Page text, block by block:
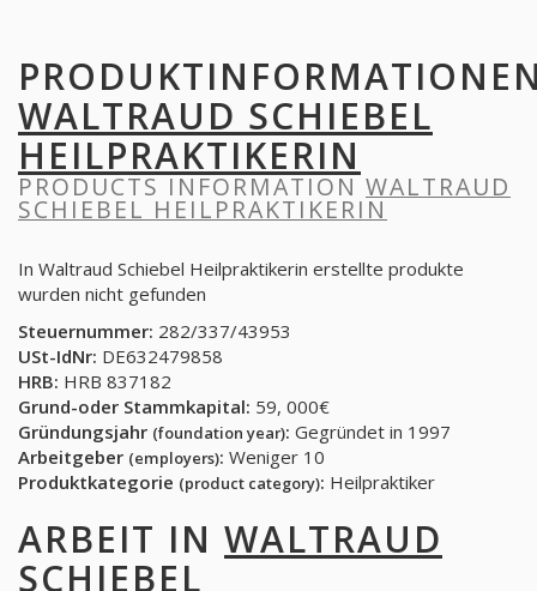
WALTRAUD SCHIEBEL
HEILPRAKTIKERIN
PRODUCTS INFORMATION WALTRAUD
SCHIEBEL HEILPRAKTIKERIN
In Waltraud Schiebel Heilpraktikerin erstellte produkte
wurden nicht gefunden
Steuernummer: 282/337/43953
USt-IdNr: DE632479858
HRB: HRB 837182
Grund-oder Stammkapital: 59, 000€
Gründungsjahr (foundation year): Gegründet in 1997
Arbeitgeber (employers): Weniger 10
Produktkategorie (product category): Heilpraktiker
ARBEIT IN WALTRAUD
SCHIEBEL